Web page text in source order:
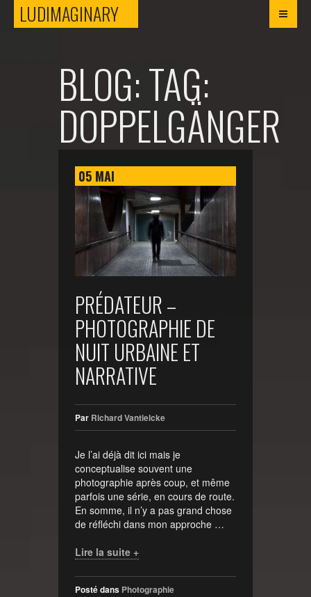
LUDIMAGINARYLUDIMAGINARY
BLOG: TAG:
DOPPELGÄNGER
05 MAI
PRÉDATEUR –
PHOTOGRAPHIE DE
NUIT URBAINE ET
NARRATIVE
Par Richard Vantielcke
Je l’ai déjà dit ici mais je
conceptualise souvent une
photographie après coup, et même
parfois une série, en cours de route.
En somme, il n’y a pas grand chose
de réfléchi dans mon approche …
Lire la suite +
Posté dans Photographie